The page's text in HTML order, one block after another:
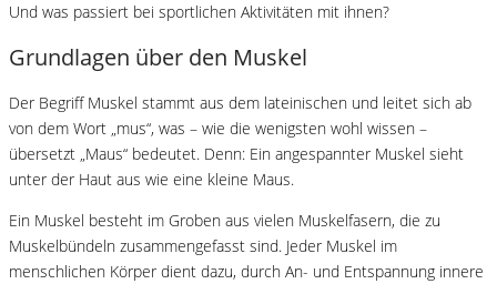
Und was passiert bei sportlichen Aktivitäten mit ihnen?
Grundlagen über den Muskel
Der Begriff Muskel stammt aus dem lateinischen und leitet sich ab
von dem Wort „mus“, was – wie die wenigsten wohl wissen –
übersetzt „Maus“ bedeutet. Denn: Ein angespannter Muskel sieht
unter der Haut aus wie eine kleine Maus.
Ein Muskel besteht im Groben aus vielen Muskelfasern, die zu
Muskelbündeln zusammengefasst sind. Jeder Muskel im
menschlichen Körper dient dazu, durch An- und Entspannung innere